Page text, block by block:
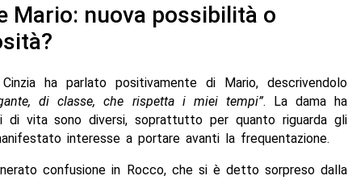
Mario: nuova possibilità o
ha parlato positivamente di Mario, descrivendolo
di classe, che rispetta i miei tempi”. La dama ha
vita sono diversi, soprattutto per quanto riguarda gli
interesse a portare avanti la frequentazione.
confusione in Rocco, che si è detto sorpreso dalla